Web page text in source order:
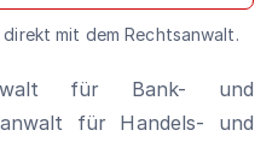
mit dem Rechtsanwalt.
für Bank- und
für Handels- und